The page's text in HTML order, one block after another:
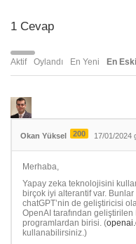
1 Cevap
Aktif Oylandı En Yeni En Eski
Okan Yüksel 200 17/01/2024
Merhaba,
Yapay zeka teknolojisini
birçok iyi alterantif var.
chatGPT’nin de geliştiricisi
OpenAI tarafından
programlardan birisi. (
kullanabilirsiniz.)